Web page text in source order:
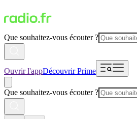
Que souhaitez-vous écouter ?
Ouvrir l'appDécouvrir Prime
Que souhaitez-vous écouter ?